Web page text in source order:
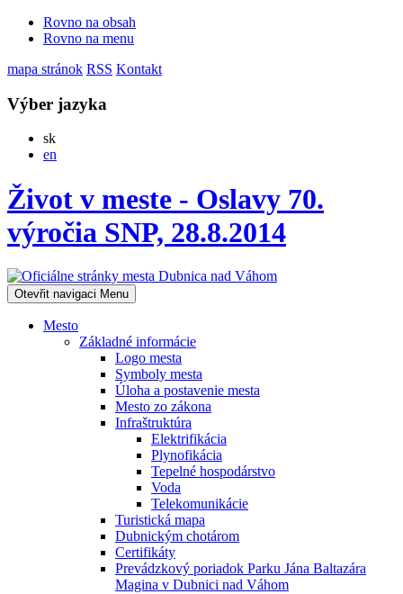
Rovno na obsah
Rovno na menu
mapa stránok RSS Kontakt
Výber jazyka
skSlovensky
en
Život v meste - Oslavy 70.
výročia SNP, 28.8.2014
Otevřit navigaci Menu
Mesto
Základné informácie
Logo mesta
Symboly mesta
Úloha a postavenie mesta
Mesto zo zákona
Infraštruktúra
Elektrifikácia
Plynofikácia
Tepelné hospodárstvo
Voda
Telekomunikácie
Turistická mapa
Dubnickým chotárom
Certifikáty
Prevádzkový poriadok Parku Jána Baltazára
Magina v Dubnici nad Váhom